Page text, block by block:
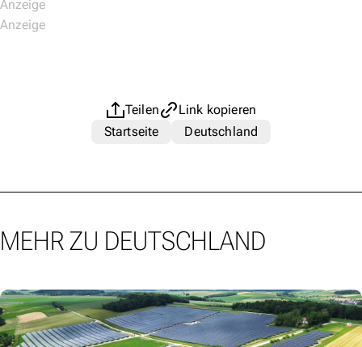
Teilen
Link kopieren
Startseite
Deutschland
MEHR ZU DEUTSCHLAND